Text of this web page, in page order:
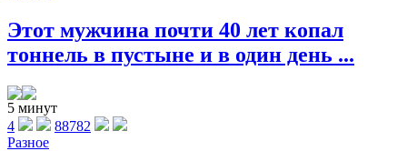
Этот мужчина почти 40 лет копал
тоннель в пустыне и в один день ...
5 минут
4
88782
Разное